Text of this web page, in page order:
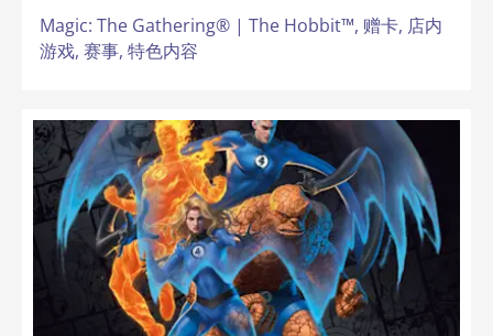
Magic: The Gathering® | The Hobbit™, 赠卡, 店内
游戏, 赛事, 特色内容